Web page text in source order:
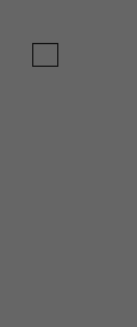
Toggle